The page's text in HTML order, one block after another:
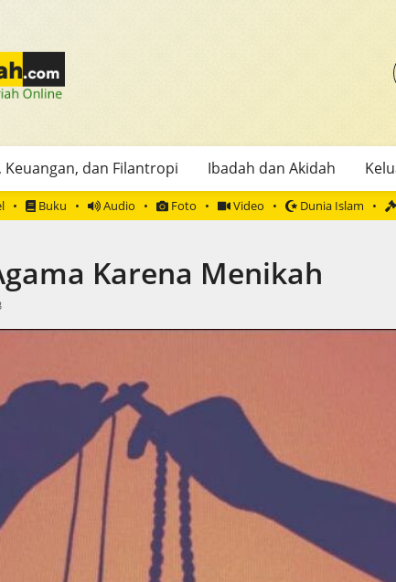
Keuangan, dan Filantropi Ibadah dan Akidah
Buku Audio Foto Video Dunia Islam
Karena Menikah